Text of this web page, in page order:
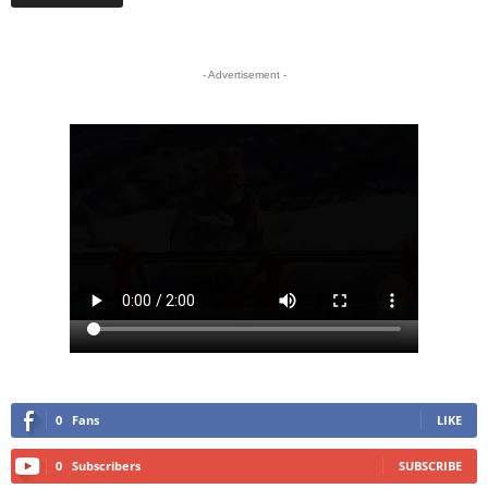
- Advertisement -
0 Fans LIKE
0 Subscribers SUBSCRIBE